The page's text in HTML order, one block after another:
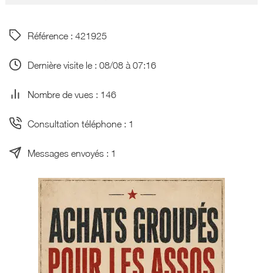
Référence : 421925
Dernière visite le : 08/08 à 07:16
Nombre de vues : 146
Consultation téléphone : 1
Messages envoyés : 1